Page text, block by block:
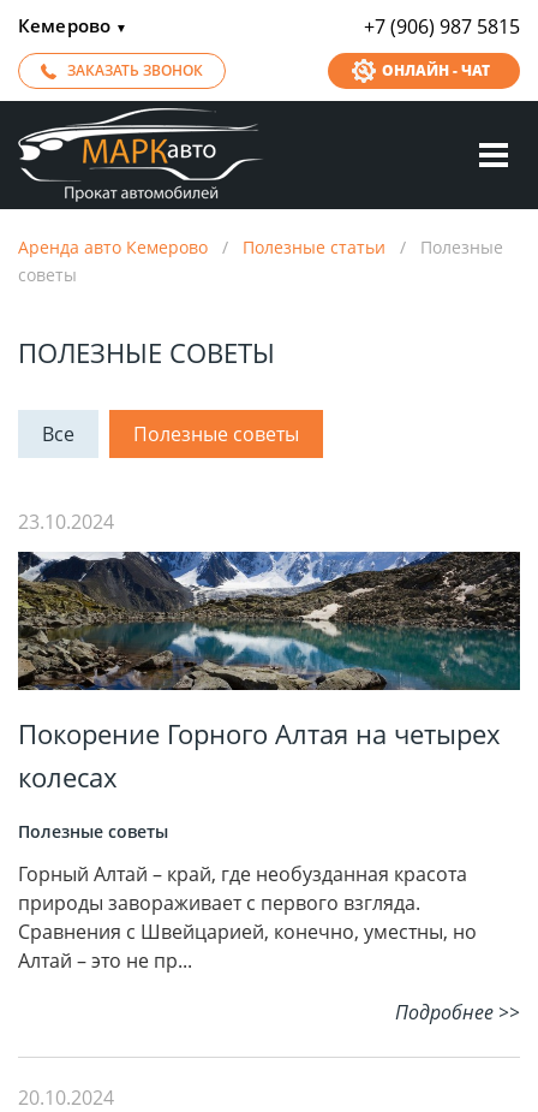
Кемерово ▼ +7 (906) 987 5815
ЗАКАЗАТЬ ЗВОНОК ОНЛАЙН - ЧАТ
Аренда авто Кемерово / Полезные статьи / Полезные
советы
ПОЛЕЗНЫЕ СОВЕТЫ
Все Полезные советы
23.10.2024
Покорение Горного Алтая на четырех
колесах
Полезные советы
Горный Алтай – край, где необузданная красота
природы завораживает с первого взгляда.
Сравнения с Швейцарией, конечно, уместны, но
Алтай – это не пр...
Подробнее >>
20.10.2024